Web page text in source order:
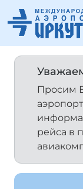
Просим
рейса в